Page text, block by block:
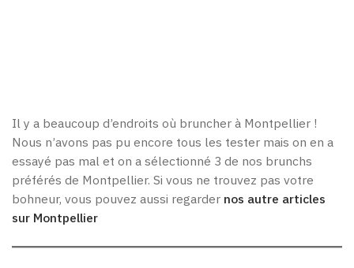
Il y a beaucoup d’endroits où bruncher à Montpellier !
Nous n’avons pas pu encore tous les tester mais on en a
essayé pas mal et on a sélectionné 3 de nos brunchs
préférés de Montpellier. Si vous ne trouvez pas votre
bohneur, vous pouvez aussi regarder nos autre articles
sur Montpellier